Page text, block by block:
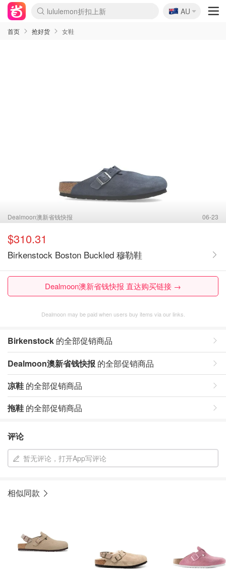
lululemon折扣上新
Sasa美妆护肤3.5折
SSENSE年中2.5折
FreshBeauty好价汇总
Cettire降价+叠9折
WWS Coles超市实拍
viagogo二手票捡漏
Myer超级周末
The Outnet奢牌1折起
David Jones 3折起
Flannels大牌1折
Perfumes Club护肤1折
AMIRO面罩$251
Amazon折扣汇总
eToro入金$200送$50
Amazon数码好物
ICONIC本周7.5折
ThedoubleF高奢地板价
Moose Knuckles 6折
丝芙兰5折起
EUFY摄像头$98
Selenichast首饰2折
Trip机票酒店促销
YSL送5件彩妆礼
Amazon家居好物
Amazon美妆护肤
雅漾大喷$8
过敏原检测盒$33
伊索独家赠50ml沐浴露
科颜氏高保湿面霜$29
SEALIFE海洋馆门票6折
丝塔芙大白罐$16
订阅Newsletter送香薰
Cult Beauty 6.8折
Harrods圣诞日历$525
LN-CC奢牌私促3折
d'Alba空姐喷雾$16
EVE LOM套装£56
Bernardelli独家4折
Adore Beauty 6折起
CT圣诞日历
Mytheresa奢品2.7折
Luxury Escapes 9折
Currentbody美容仪$881
MOON Garden Live
Roborock扫地机$649
Tingo Life水杯$24
Valentino官网5折
CR洗护套装$23
修丽可4件套$159
Myer彩妆2件7折
GANNI官网4.5折
Stylevana韩妆4折
Tessabit高奢8.5折
OGX洗发水$11
Amazon阿德莱德次日达
卡诗8.5折+赠礼
Philips Hue灯具8折
🇦🇺
AU
首页 抢好货 女鞋
Dealmoon澳新省钱快报 06-23
$310.31
Birkenstock Boston Buckled 穆勒鞋
Dealmoon澳新省钱快报 直达购买链接 →
Dealmoon may be paid when users buy items via our links.
Birkenstock 的全部促销商品
Dealmoon澳新省钱快报 的全部促销商品
凉鞋 的全部促销商品
拖鞋 的全部促销商品
评论
暂无评论，打开App写评论
相似同款